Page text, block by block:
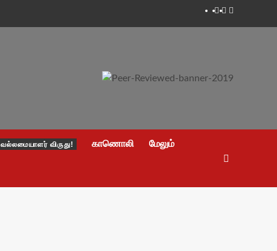
Facebook
Twitter
Youtube
வல்லமையாளர் விருது! காணொலி மேலும்